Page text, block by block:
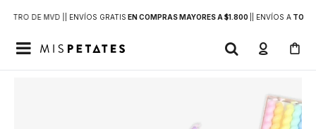
DE MVD | | ENVÍOS GRATIS EN COMPRAS MAYORES A $1.800 | ENVÍOS ATODO
